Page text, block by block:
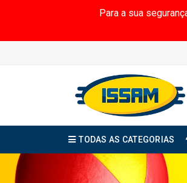
Para a sua
TODAS AS CATEGORIAS